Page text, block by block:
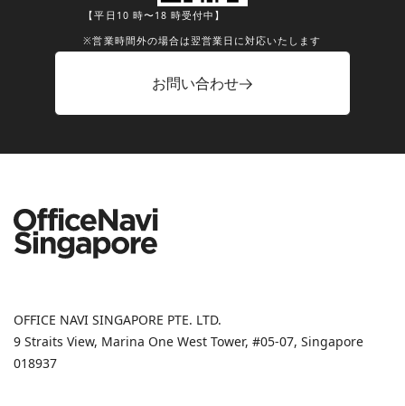
【平日10 時〜18 時受付中】
※営業時間外の場合は翌営業日に対応いたします
お問い合わせ
OFFICE NAVI SINGAPORE PTE. LTD.
9 Straits View, Marina One West Tower, #05-07, Singapore
018937